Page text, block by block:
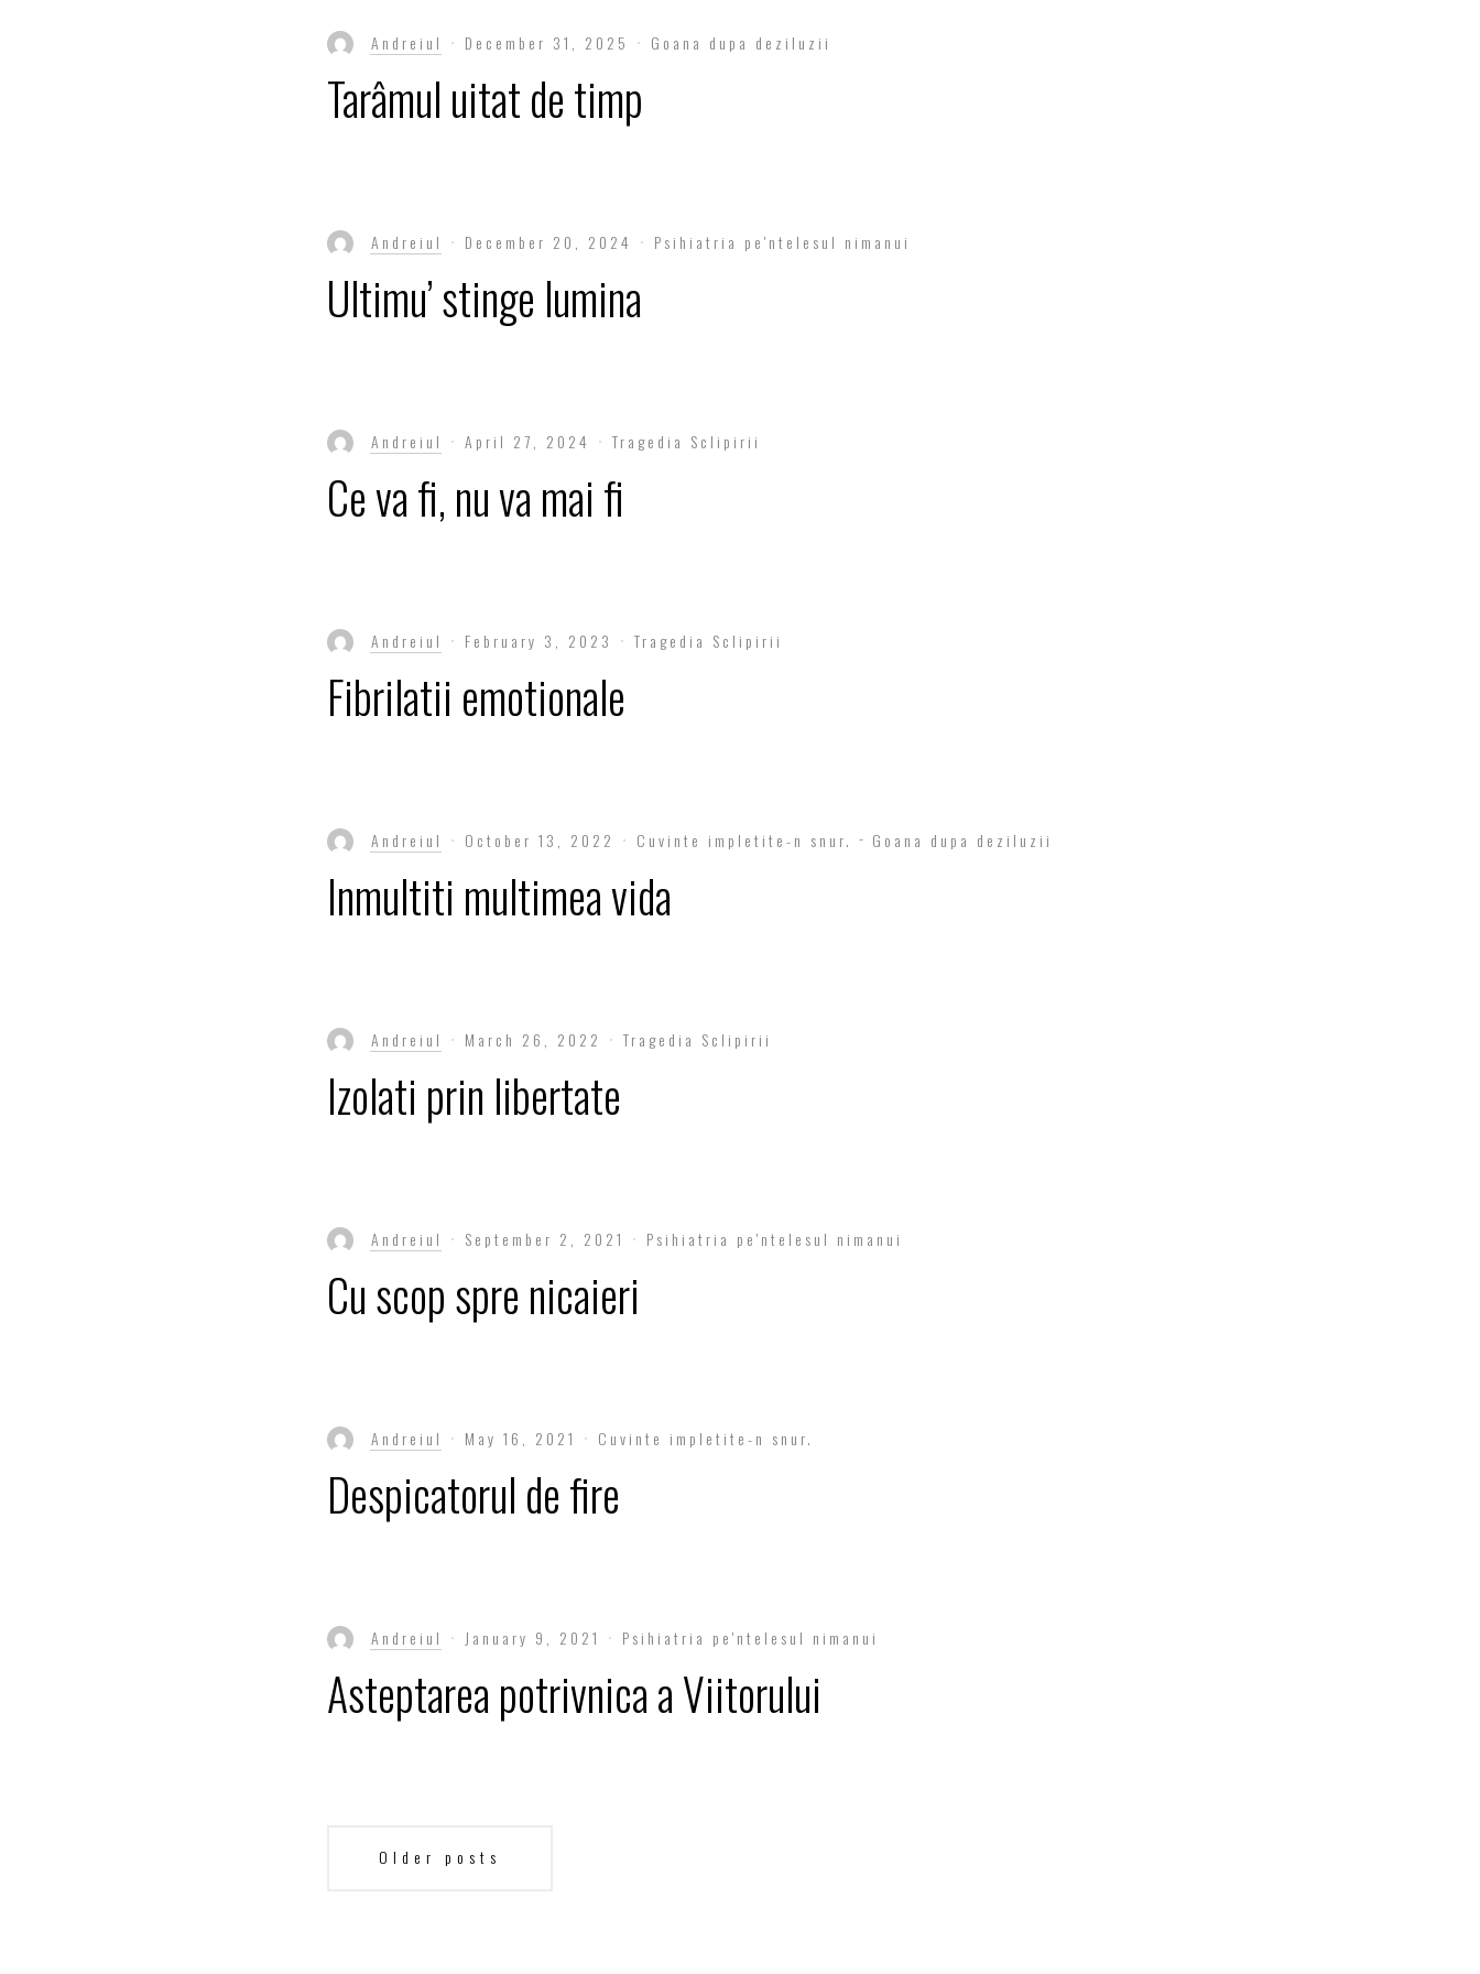
Andreiul December 31, 2025 Goana dupa deziluzii
Tarâmul uitat de timp
Andreiul December 20, 2024 Psihiatria pe'ntelesul nimanui
Ultimu’ stinge lumina
Andreiul April 27, 2024 Tragedia Sclipirii
Ce va fi, nu va mai fi
Andreiul February 3, 2023 Tragedia Sclipirii
Fibrilatii emotionale
Andreiul October 13, 2022 Cuvinte impletite-n snur. Goana dupa deziluzii
Inmultiti multimea vida
Andreiul March 26, 2022 Tragedia Sclipirii
Izolati prin libertate
Andreiul September 2, 2021 Psihiatria pe'ntelesul nimanui
Cu scop spre nicaieri
Andreiul May 16, 2021 Cuvinte impletite-n snur.
Despicatorul de fire
Andreiul January 9, 2021 Psihiatria pe'ntelesul nimanui
Asteptarea potrivnica a Viitorului
Posts
navigation
Older posts